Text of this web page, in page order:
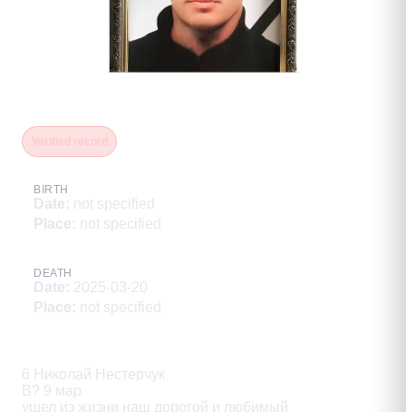
BIRTH
Date: not specified
Place: not specified
DEATH
Date: 2025-03-20
Place: not specified
6 Николай Нестерчук
В? 9 мар
ушел из жизни наш дорогой и любимый